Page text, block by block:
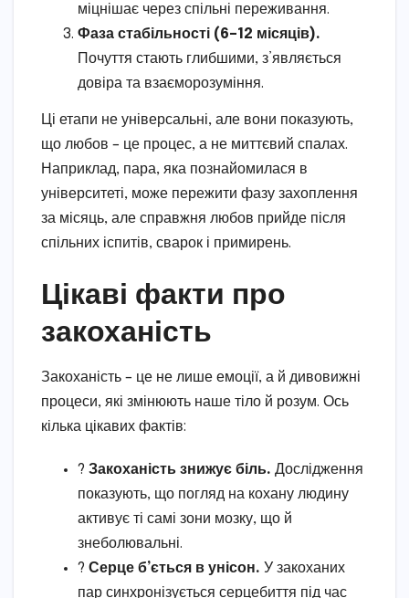
міцнішає через спільні переживання.
Фаза стабільності (6–12 місяців).
Почуття стають глибшими, з’являється
довіра та взаєморозуміння.
Ці етапи не універсальні, але вони показують,
що любов – це процес, а не миттєвий спалах.
Наприклад, пара, яка познайомилася в
університеті, може пережити фазу захоплення
за місяць, але справжня любов прийде після
спільних іспитів, сварок і примирень.
Цікаві факти про
закоханість
Закоханість – це не лише емоції, а й дивовижні
процеси, які змінюють наше тіло й розум. Ось
кілька цікавих фактів:
? Закоханість знижує біль. Дослідження
показують, що погляд на кохану людину
активує ті самі зони мозку, що й
знеболювальні.
? Серце б’ється в унісон. У закоханих
пар синхронізується серцебиття під час